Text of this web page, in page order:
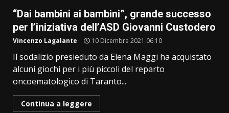
“Dai bambini ai bambini”, grande successo
per l’iniziativa dell’ASD Giovanni Custodero
Vincenzo Lagalante 10 Dicembre 2021 06:10
Il sodalizio presieduto da Elena Maggi ha acquistato
alcuni giochi per i più piccoli del reparto
oncoematologico di Taranto...
Continua a leggere